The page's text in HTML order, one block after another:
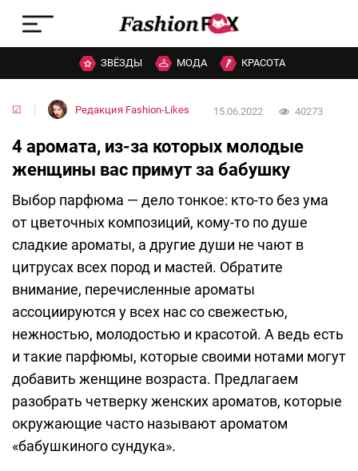
ЗВЁЗДЫ МОДА КРАСОТА
☑ Редакция Fashion-Likes 15.06.2022 40273
4 аромата, из-за которых молодые
женщины вас примут за бабушку
Выбор парфюма — дело тонкое: кто-то без ума
от цветочных композиций, кому-то по душе
сладкие ароматы, а другие души не чают в
цитрусах всех пород и мастей. Обратите
внимание, перечисленные ароматы
ассоциируются у всех нас со свежестью,
нежностью, молодостью и красотой. А ведь есть
и такие парфюмы, которые своими нотами могут
добавить женщине возраста. Предлагаем
разобрать четверку женских ароматов, которые
окружающие часто называют ароматом
«бабушкиного сундука».